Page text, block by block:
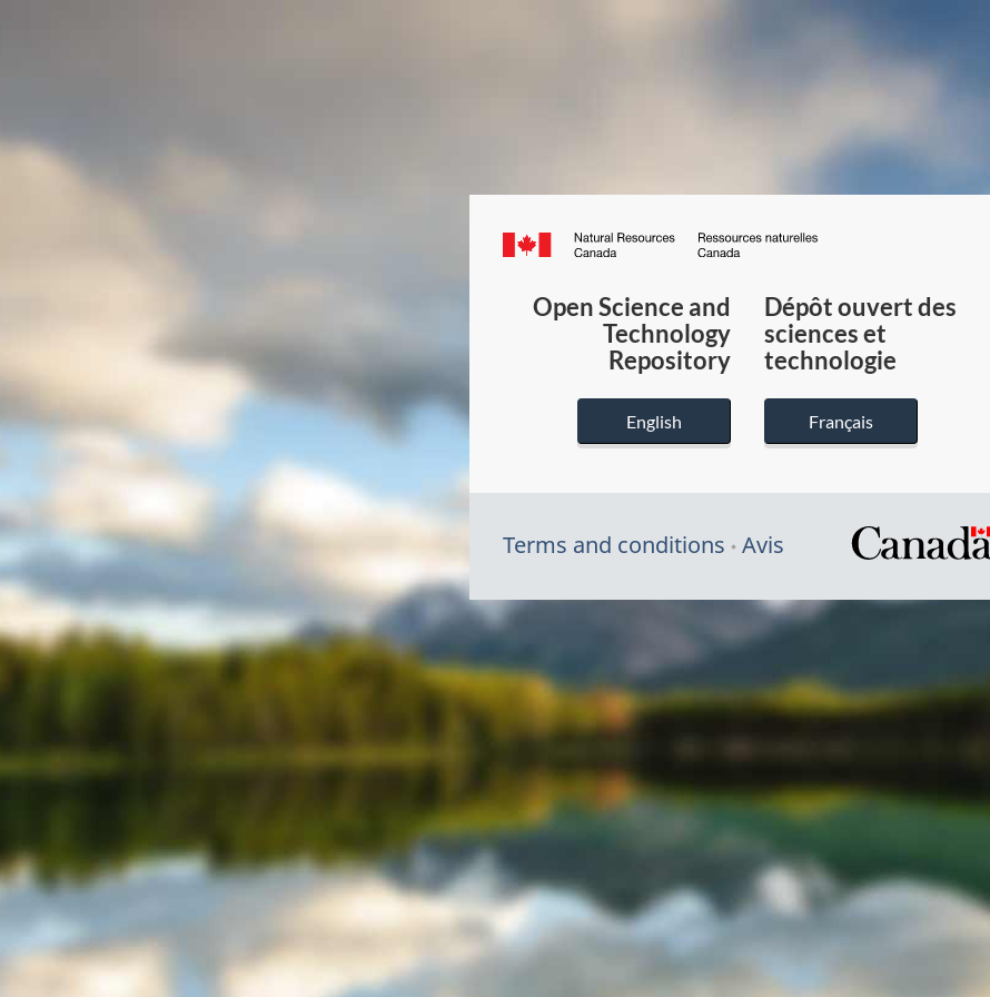
Canada.ca
du
Canada
Open Science and
Technology
Repository
English
Dépôt ouvert des
sciences et
technologie
Français
Terms and conditions Avis